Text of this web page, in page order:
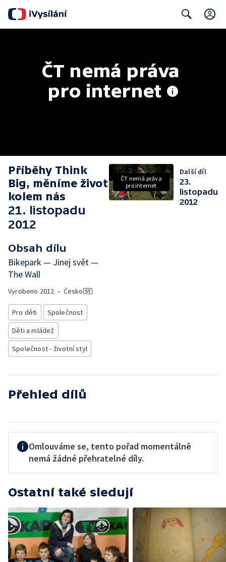
ČT nemá práva
pro internet
Příběhy Think
Big, měníme život
kolem nás
21. listopadu
2012
Obsah dílu
Bikepark — Jinej svět —
The Wall
Vyrobeno 2012 • Česko
Pro děti
Společnost
Děti a mládež
Společnost - životní styl
ČT nemá práva
pro internet
Další díl
23.
listopadu
2012
Přehled dílů
Omlouváme se, tento pořad momentálně
nemá žádné přehratelné díly.
Ostatní také sledují